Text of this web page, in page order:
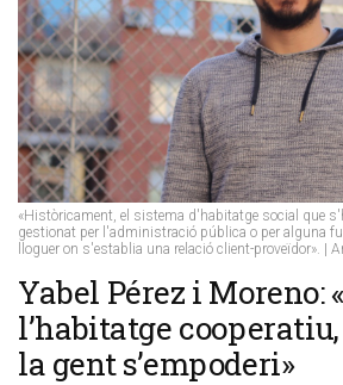
«Històricament, el sistema d'habitatge social que
gestionat per l'administració pública o per alguna
lloguer on s'establia una relació client-proveïdor». |
Yabel Pérez i Moreno:
l’habitatge
la gent s’empoderi»